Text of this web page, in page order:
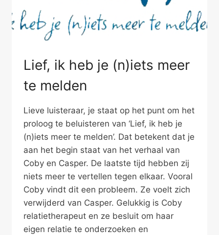
Lief, ik heb je (n)iets meer
te melden
Lieve luisteraar, je staat op het punt om het
proloog te beluisteren van ‘Lief, ik heb je
(n)iets meer te melden’. Dat betekent dat je
aan het begin staat van het verhaal van
Coby en Casper. De laatste tijd hebben zij
niets meer te vertellen tegen elkaar. Vooral
Coby vindt dit een probleem. Ze voelt zich
verwijderd van Casper. Gelukkig is Coby
relatietherapeut en ze besluit om haar
eigen relatie te onderzoeken en